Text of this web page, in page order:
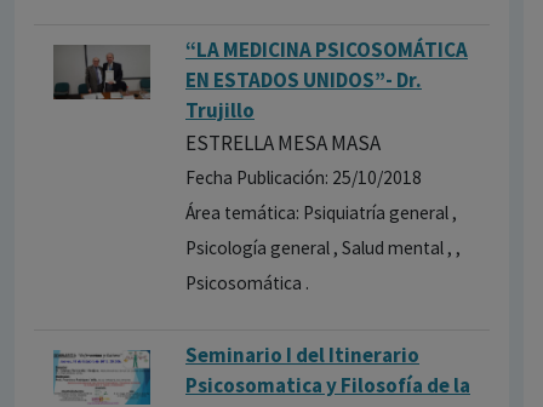
“LA MEDICINA PSICOSOMÁTICA
EN ESTADOS UNIDOS”- Dr.
Trujillo
ESTRELLA MESA MASA
Fecha Publicación: 25/10/2018
Área temática: Psiquiatría general ,
Psicología general , Salud mental , ,
Psicosomática .
Seminario I del Itinerario
Psicosomatica y Filosofía de la